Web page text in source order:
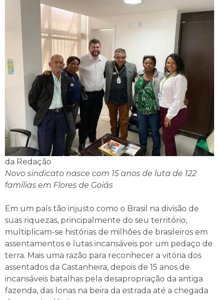
da Redação
Novo sindicato nasce com 15 anos de luta de 122
famílias em Flores de Goiás
Em um país tão injusto como o Brasil na divisão de
suas riquezas, principalmente do seu território,
multiplicam-se histórias de milhões de brasileiros em
assentamentos e lutas incansáveis por um pedaço de
terra. Mais uma razão para reconhecer a vitória dos
assentados da Castanheira, depois de 15 anos de
incansáveis batalhas pela desapropriação da antiga
fazenda, das lonas na beira da estrada até a chegada